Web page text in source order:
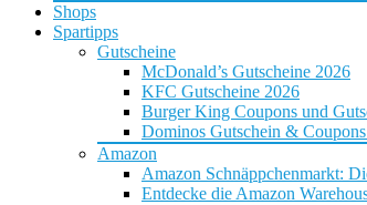
Shops
Spartipps
Gutscheine
McDonald’s Gutscheine 2026
KFC Gutscheine 2026
Burger King Coupons und
Dominos Gutschein &
Amazon
Amazon Schnäppchenmarkt:
Entdecke die Amazon